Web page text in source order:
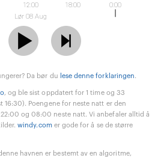
12:00
Lør 08 Aug
18:00 0:00
Da bør du lese denne forklaringen.
, og ble sist oppdatert for 1 time og 33
16:30). Poengene for neste natt er den
og 08:00 neste natt. Vi anbefaler alltid å
windy.comer gode for å se de større
havnen er bestemt av en algoritme,